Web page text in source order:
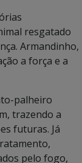
resgatado
Armandinho,
a força e a
palheiro
trazendo a
futuras. Já
pelo fogo,